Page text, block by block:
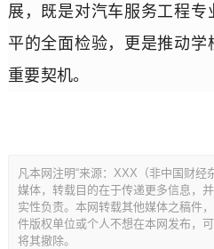
展，既是对汽车服务工程
平的全面检验，更是推动
重要契机。
凡本网注明“来源：XXX（非中国财经
媒体，转载目的在于传递更多信息，
实性负责。本网转载其他媒体之稿件
件版权单位或个人不想在本网发布，
将其撤除。